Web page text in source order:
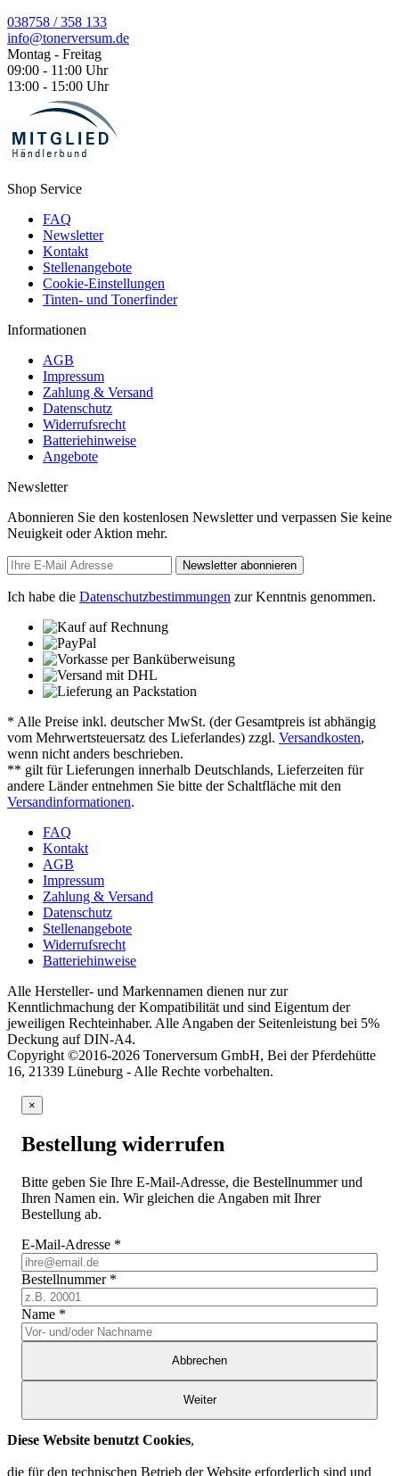
038758 / 358 133
info@tonerversum.de
Montag - Freitag
09:00 - 11:00 Uhr
13:00 - 15:00 Uhr
Shop Service
FAQ
Newsletter
Kontakt
Stellenangebote
Cookie-Einstellungen
Tinten- und Tonerfinder
Informationen
AGB
Impressum
Zahlung & Versand
Datenschutz
Widerrufsrecht
Batteriehinweise
Angebote
Newsletter
Abonnieren Sie den kostenlosen Newsletter und verpassen Sie keine
Neuigkeit oder Aktion mehr.
Newsletter abonnieren
Ich habe die Datenschutzbestimmungen zur Kenntnis genommen.
* Alle Preise inkl. deutscher MwSt. (der Gesamtpreis ist abhängig
vom Mehrwertsteuersatz des Lieferlandes) zzgl. Versandkosten,
wenn nicht anders beschrieben.
** gilt für Lieferungen innerhalb Deutschlands, Lieferzeiten für
andere Länder entnehmen Sie bitte der Schaltfläche mit den
Versandinformationen.
FAQ
Kontakt
AGB
Impressum
Zahlung & Versand
Datenschutz
Stellenangebote
Widerrufsrecht
Batteriehinweise
Alle Hersteller- und Markennamen dienen nur zur
Kenntlichmachung der Kompatibilität und sind Eigentum der
jeweiligen Rechteinhaber. Alle Angaben der Seitenleistung bei 5%
Deckung auf DIN-A4.
Copyright ©2016-2026 Tonerversum GmbH, Bei der Pferdehütte
16, 21339 Lüneburg - Alle Rechte vorbehalten.
×
Bestellung widerrufen
Bitte geben Sie Ihre E-Mail-Adresse, die Bestellnummer und
Ihren Namen ein. Wir gleichen die Angaben mit Ihrer
Bestellung ab.
E-Mail-Adresse *
Bestellnummer *
Name *
Abbrechen
Weiter
Diese Website benutzt Cookies,
die für den technischen Betrieb der Website erforderlich sind und